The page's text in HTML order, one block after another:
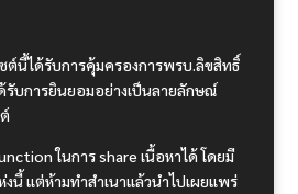
ต์นี้ได้รับการคุ้มครองการพรบ.ลิขสิทธิ์
รับการยินยอมอย่างเป็นลายลักษณ์
ในการ share เนื้อหาได้ โดยมี
นี้ แต่ห้ามทำสำเนาแล้วนำไปเผยแพร่